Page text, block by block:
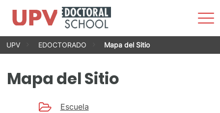
Saltar
UPV EDOCTORADO Mapa del Sitio
Mapa del Sitio
Escuela